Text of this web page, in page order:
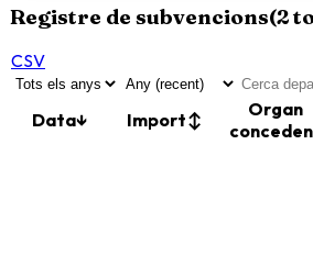
Registre de subvencions(2
CSV
Data↓ Import↕
Organ